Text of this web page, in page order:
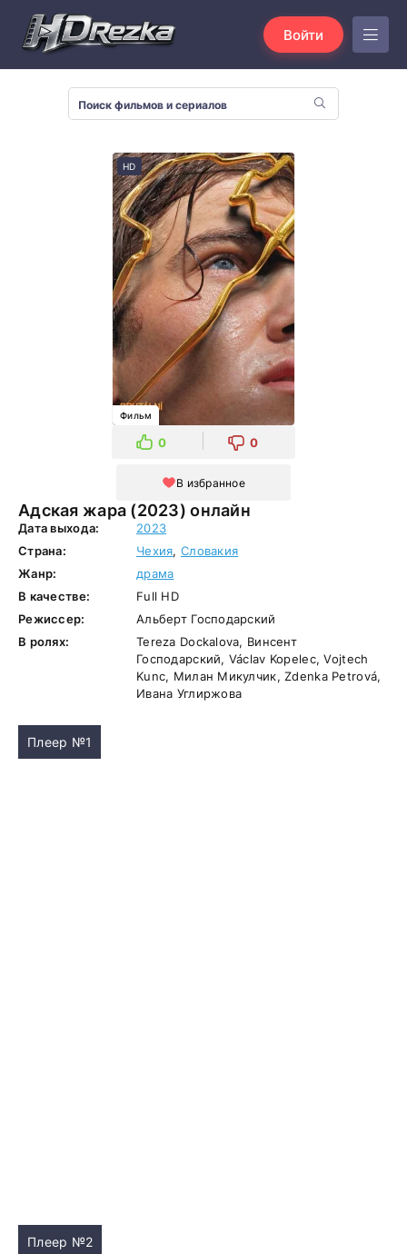
Войти
Адская жара (2023) онлайн
HD
Фильм
0 0
В избранное
Дата выхода:
2023
Страна:
Чехия, Словакия
Жанр:
драма
В качестве:
Full HD
Режиссер:
Альберт Господарский
В ролях:
Tereza Dockalova, Винсент
Господарский, Václav Kopelec, Vojtech
Kunc, Милан Микулчик, Zdenka Petrová,
Ивана Углиржова
Плеер №1
Плеер №2